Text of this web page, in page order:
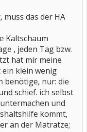
das der HA
Kaltschaum
, jeden Tag bzw.
hat mir meine
klein wenig
benötige, nur: die
schief. ich selbst
und
kommt,
an der Matratze;